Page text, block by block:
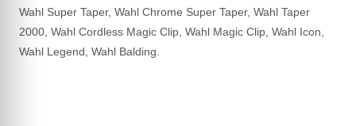
Wahl Super Taper, Wahl Chrome Super Taper, Wahl Taper
2000, Wahl Cordless Magic Clip, Wahl Magic Clip, Wahl Icon,
Wahl Legend, Wahl Balding.